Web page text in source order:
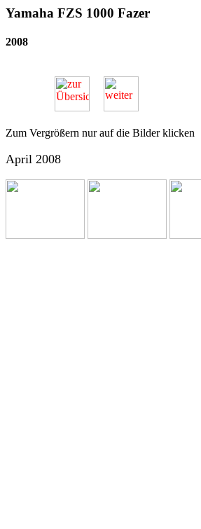
Yamaha FZS 1000 Fazer
2008
Zum Vergrößern nur auf die Bilder klicken
April 2008